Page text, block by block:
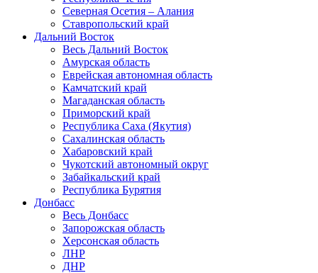
Северная Осетия – Алания
Ставропольский край
Дальний Восток
Весь Дальний Восток
Амурская область
Еврейская автономная область
Камчатский край
Магаданская область
Приморский край
Республика Саха (Якутия)
Сахалинская область
Хабаровский край
Чукотский автономный округ
Забайкальский край
Республика Бурятия
Донбасс
Весь Донбасс
Запорожская область
Херсонская область
ЛНР
ДНР